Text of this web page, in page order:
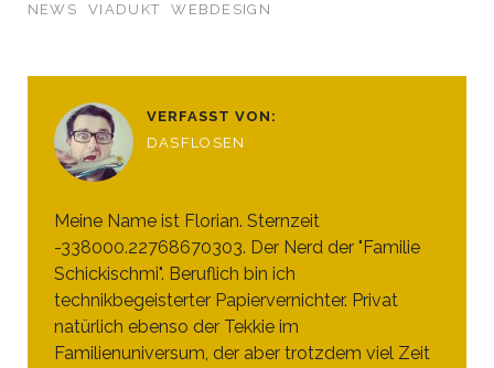
NEWS VIADUKT WEBDESIGN
VERFASST VON:
DASFLOSEN
Meine Name ist Florian. Sternzeit
-338000.22768670303. Der Nerd der "Familie
Schickischmi". Beruflich bin ich
technikbegeisterter Papiervernichter. Privat
natürlich ebenso der Tekkie im
Familienuniversum, der aber trotzdem viel Zeit